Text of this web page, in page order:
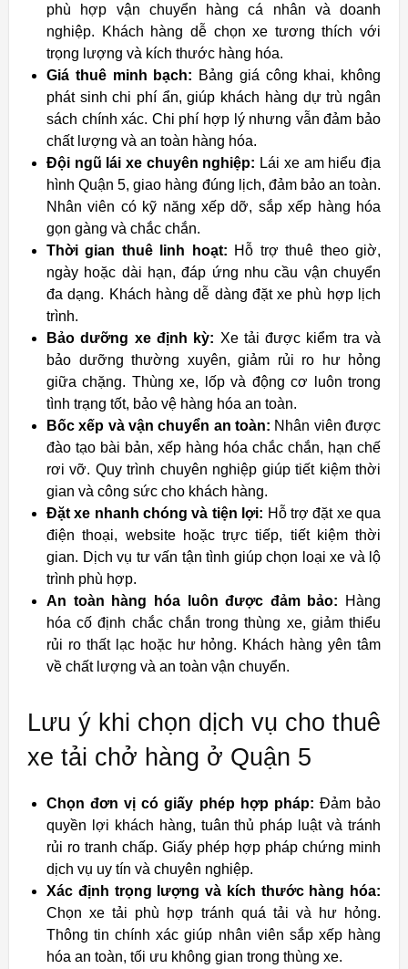
phù hợp vận chuyển hàng cá nhân và doanh
nghiệp. Khách hàng dễ chọn xe tương thích với
trọng lượng và kích thước hàng hóa.
Giá thuê minh bạch: Bảng giá công khai, không
phát sinh chi phí ẩn, giúp khách hàng dự trù ngân
sách chính xác. Chi phí hợp lý nhưng vẫn đảm bảo
chất lượng và an toàn hàng hóa.
Đội ngũ lái xe chuyên nghiệp: Lái xe am hiểu địa
hình Quận 5, giao hàng đúng lịch, đảm bảo an toàn.
Nhân viên có kỹ năng xếp dỡ, sắp xếp hàng hóa
gọn gàng và chắc chắn.
Thời gian thuê linh hoạt: Hỗ trợ thuê theo giờ,
ngày hoặc dài hạn, đáp ứng nhu cầu vận chuyển
đa dạng. Khách hàng dễ dàng đặt xe phù hợp lịch
trình.
Bảo dưỡng xe định kỳ: Xe tải được kiểm tra và
bảo dưỡng thường xuyên, giảm rủi ro hư hỏng
giữa chặng. Thùng xe, lốp và động cơ luôn trong
tình trạng tốt, bảo vệ hàng hóa an toàn.
Bốc xếp và vận chuyển an toàn: Nhân viên được
đào tạo bài bản, xếp hàng hóa chắc chắn, hạn chế
rơi vỡ. Quy trình chuyên nghiệp giúp tiết kiệm thời
gian và công sức cho khách hàng.
Đặt xe nhanh chóng và tiện lợi: Hỗ trợ đặt xe qua
điện thoại, website hoặc trực tiếp, tiết kiệm thời
gian. Dịch vụ tư vấn tận tình giúp chọn loại xe và lộ
trình phù hợp.
An toàn hàng hóa luôn được đảm bảo: Hàng
hóa cố định chắc chắn trong thùng xe, giảm thiểu
rủi ro thất lạc hoặc hư hỏng. Khách hàng yên tâm
về chất lượng và an toàn vận chuyển.
Lưu ý khi chọn dịch vụ cho thuê
xe tải chở hàng ở Quận 5
Chọn đơn vị có giấy phép hợp pháp: Đảm bảo
quyền lợi khách hàng, tuân thủ pháp luật và tránh
rủi ro tranh chấp. Giấy phép hợp pháp chứng minh
dịch vụ uy tín và chuyên nghiệp.
Xác định trọng lượng và kích thước hàng hóa:
Chọn xe tải phù hợp tránh quá tải và hư hỏng.
Thông tin chính xác giúp nhân viên sắp xếp hàng
hóa an toàn, tối ưu không gian trong thùng xe.